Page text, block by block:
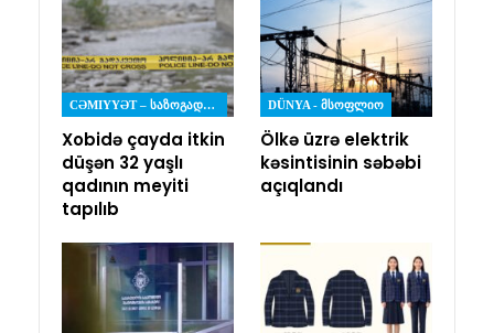
CƏMIYYƏT – ᲡᲐᲖᲝᲒᲐᲓᲝᲔᲑᲐ
Xobidə çayda itkin
düşən 32 yaşlı
qadının meyiti
tapılıb
DÜNYA - ᲛᲡᲝᲤᲚᲘᲝ
Ölkə üzrə elektrik
kəsintisinin səbəbi
açıqlandı